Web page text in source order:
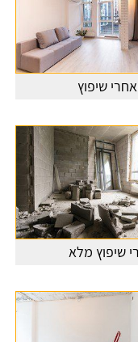
שיפוץ
שיפוץ מלא